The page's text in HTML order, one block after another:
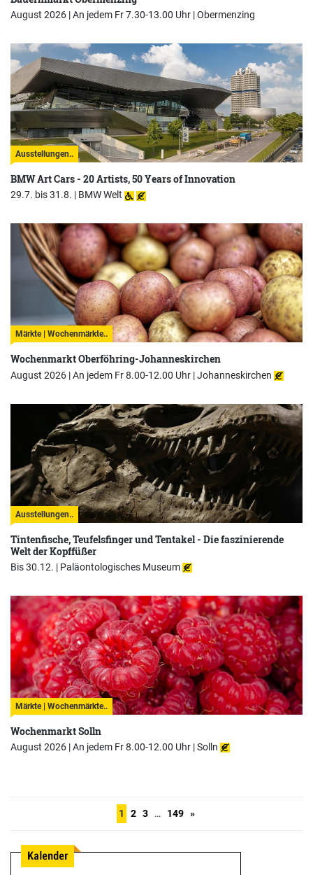
August 2026 | An jedem Fr 7.30-13.00 Uhr |Obermenzing
Ausstellungen..
BMW Art Cars - 20 Artists, 50 Years of Innovation
29.7. bis 31.8. | BMW Welt
Märkte | Wochenmärkte..
Wochenmarkt Oberföhring-Johanneskirchen
August 2026 | An jedem Fr 8.00-12.00 Uhr |Johanneskirchen
Ausstellungen..
Tintenfische, Teufelsfinger und Tentakel - Die faszinierende
Welt der Kopffüßer
Bis 30.12. | Paläontologisches Museum
Märkte | Wochenmärkte..
Wochenmarkt Solln
August 2026 | An jedem Fr 8.00-12.00 Uhr |Solln
1 2 3 … 149 »